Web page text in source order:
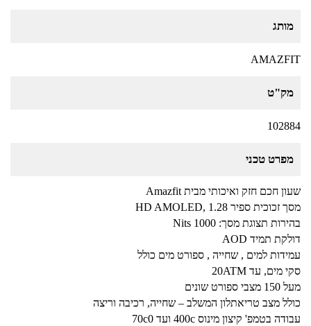
מותג
AMAZFIT
מק"ט
102884
מפרט טכני
שעון חכם חזק ואיכותי מבית Amazfit
מסך זכוכית ספיר 1.28 ,HD AMOLED
בהירות תצוגת מסך: 1000 Nits
דולקת תמיד AOD
עמידות למים , שחייה , ספורט מים כולל
סקי מים, עד 20ATM
מעל 150 מצבי ספורט שונים
כולל מצב טריאתלון המשלב – שחייה, רכיבה וריצה
עבודה בטמפ' קיצון מינוס 400c ועד 70c0